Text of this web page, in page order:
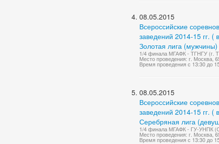
08.05.2015
Всероссийские
заведений 2014-15 гг.
Золотая лига (мужчины)
1/4 финала МГАФК - ТГНГУ (г.
Место проведения: г. Москва,
Время проведения с 13:30 до
08.05.2015
Всероссийские
заведений 2014-15 гг.
Серебряная лига
1/4 финала МГАФК - ГУ-УНПК
Место проведения: г. Москва,
Время проведения с 13:30 до